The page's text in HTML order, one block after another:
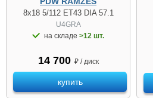
8x18 5/112 ET43 DIA 57.1
U4GRA
на складе >12 шт.
14 700 ₽ / диск
купить